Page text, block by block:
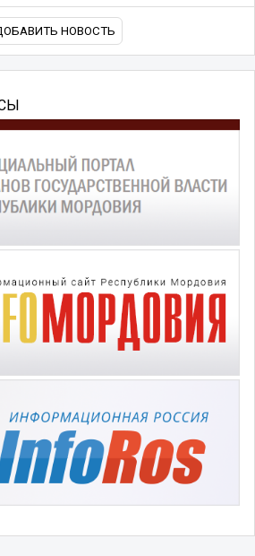
НОВОСТЬ